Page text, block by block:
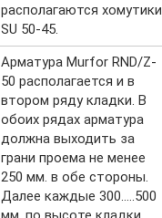
располагаются хомутики
SU 50-45.
Арматура Murfor RND/Z-
50 располагается и в
втором ряду кладки. В
обоих рядах арматура
должна выходить за
грани проема не менее
250 мм. в обе стороны.
Далее каждые 300…..500